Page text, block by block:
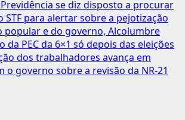
se diz disposto a procurar
STF para alertar sobre a pejotização
popular e do governo, Alcolumbre
da PEC da 6×1 só depois das eleições
dos trabalhadores avança em
o governo sobre a revisão da NR-21